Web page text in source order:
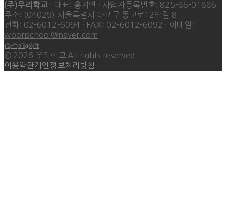
(주)우리학교 · 대표: 홍지연 · 사업자등록번호: 825-86-01886
주소: (04029) 서울특별시 마포구 동교로12안길 8
전화: 02-6012-6094 · FAX: 02-6012-6092 · 이메일:
woorischool@naver.com
IG YT Blog X KT
© 2026 우리학교 All rights reserved.
이용약관개인정보처리방침